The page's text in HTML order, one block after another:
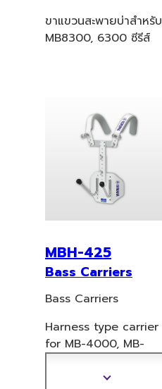
ขาแขวนสะพายบ่าสำหรับ
MB8300, 6300 ซีรีส์
MBH-425
Bass Carriers
Bass Carriers
Harness type carrier
for MB-4000, MB-
446-598mmแสดง